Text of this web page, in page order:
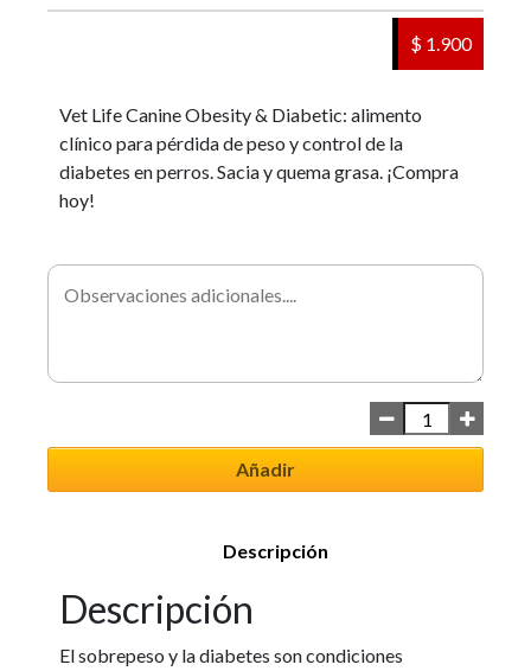
$ 1.900
Vet Life Canine Obesity & Diabetic: alimento
clínico para pérdida de peso y control de la
diabetes en perros. Sacia y quema grasa. ¡Compra
hoy!
Añadir
Descripción
Descripción
El sobrepeso y la diabetes son condiciones